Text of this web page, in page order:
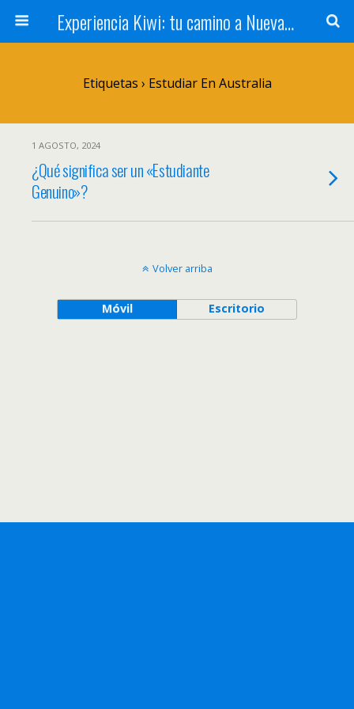
Experiencia Kiwi: tu camino a Nueva Zelanda
Etiquetas › Estudiar En Australia
1 AGOSTO, 2024
¿Qué significa ser un «Estudiante
Genuino»?
Volver arriba
Móvil Escritorio